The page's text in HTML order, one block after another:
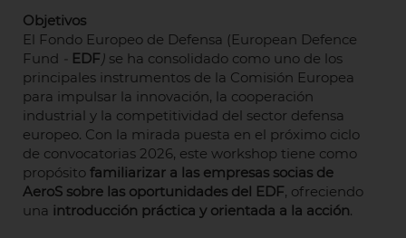
Objetivos
El Fondo Europeo de Defensa (European Defence
Fund
EDF) se ha consolidado como uno de los
principales instrumentos de la Comisión Europea
para impulsar la innovación, la cooperación
industrial y la competitividad del sector defensa
europeo. Con la mirada puesta en el próximo ciclo
de convocatorias 2026, este workshop tiene como
propósitofamiliarizar a las empresas socias de
AeroS sobre las oportunidades del EDF, ofreciendo
una introducción práctica y orientada a la acción.